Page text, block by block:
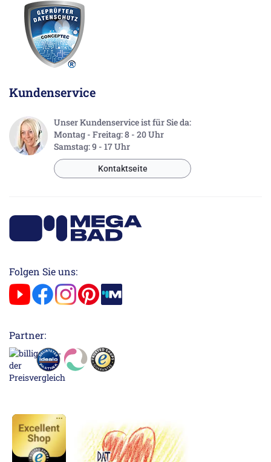
Kundenservice
Unser Kundenservice ist für Sie da:
Montag - Freitag: 8 - 20 Uhr
Samstag: 9 - 17 Uhr
Kontaktseite
Folgen Sie uns:
Partner: